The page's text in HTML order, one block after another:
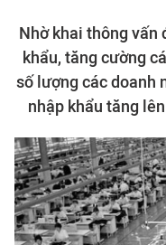
Nhờ khai thông vấn
khẩu, tăng cường
số lượng các doanh
nhập khẩu tăng